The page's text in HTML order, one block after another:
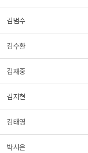
김범수
김수환
김재중
김지현
김태영
박시은